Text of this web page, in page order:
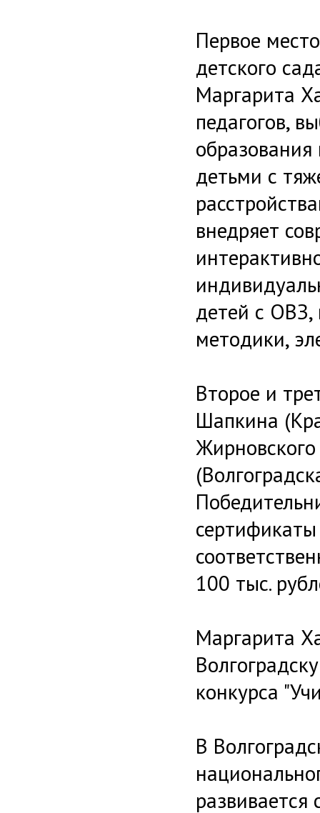
Первое
детского
Маргарита
педагогов,
детьми с
внедряет
детей с ОВЗ,
методики,
Второе и
Шапкина
100 тыс.
Маргарита
конкурса
В